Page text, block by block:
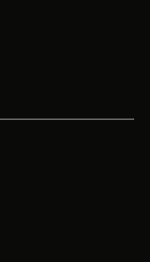
tab
in a new tab
tab